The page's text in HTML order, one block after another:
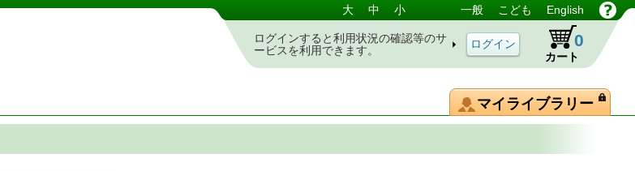
索・予約システム 大 中 小 一般 こども English
ログインすると利用状況の確認等のサ
ービスを利用できます。
カート
0
マイライブラリー